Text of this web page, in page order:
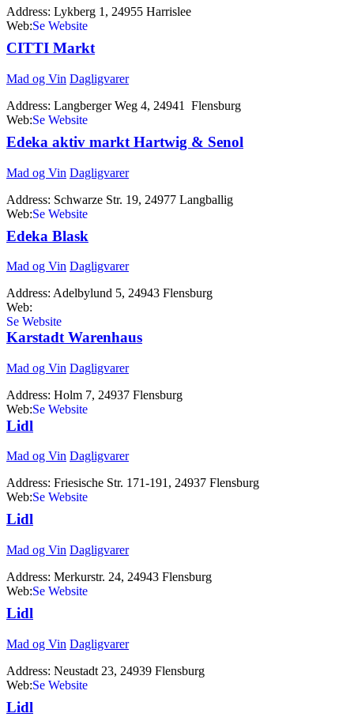
Address: Lykberg 1, 24955 Harrislee
Web:http://www.calle.dk
CITTI Markt
Mad og Vin Dagligvarer
Address: Langberger Weg 4, 24941 Flensburg
Web:http://www.cittimarkt.de
Edeka aktiv markt Hartwig & Senol
Mad og Vin Dagligvarer
Address: Schwarze Str. 19, 24977 Langballig
Web:http://www.edeka.de
Edeka Blask
Mad og Vin Dagligvarer
Address: Adelbylund 5, 24943 Flensburg
Web:
http://www.edeka.de/NORD/EH/
Karstadt Warenhaus
Mad og Vin Dagligvarer
Address: Holm 7, 24937 Flensburg
Web:http://www.karstadt.de
Lidl
Mad og Vin Dagligvarer
Address: Friesische Str. 171-191, 24937 Flensburg
Web:http://www.lidl.de
Lidl
Mad og Vin Dagligvarer
Address: Merkurstr. 24, 24943 Flensburg
Web:http://www.lidl.de
Lidl
Mad og Vin Dagligvarer
Address: Neustadt 23, 24939 Flensburg
Web:http://www.lidl.de
Lidl